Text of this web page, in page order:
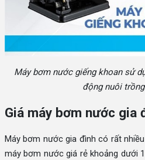
Máy bơm nước giếng khoan sử
động nuôi
Giá máy bơm nước gia
Máy bơm nước gia đình có rất
máy bơm nước giá rẻ khoảng dưới